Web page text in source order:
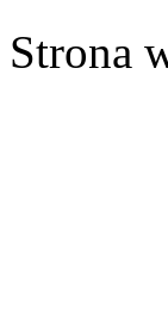
Strona